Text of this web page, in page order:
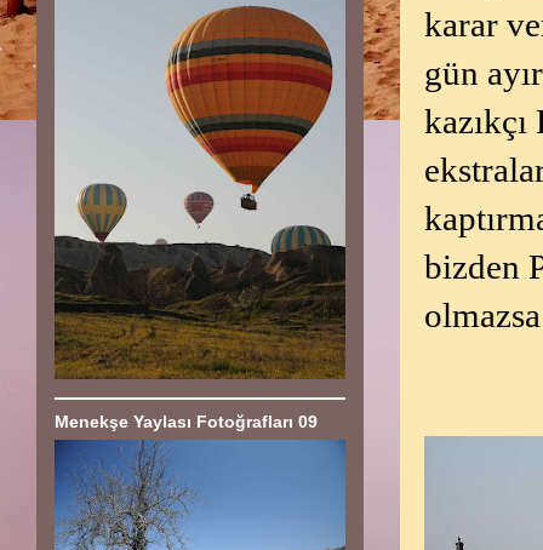
karar
gün
bizden
Menekşe Yaylası Fotoğrafları 09